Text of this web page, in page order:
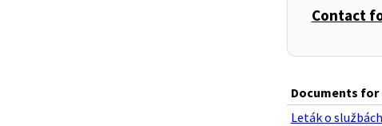
Contact
,
Documents
Leták o